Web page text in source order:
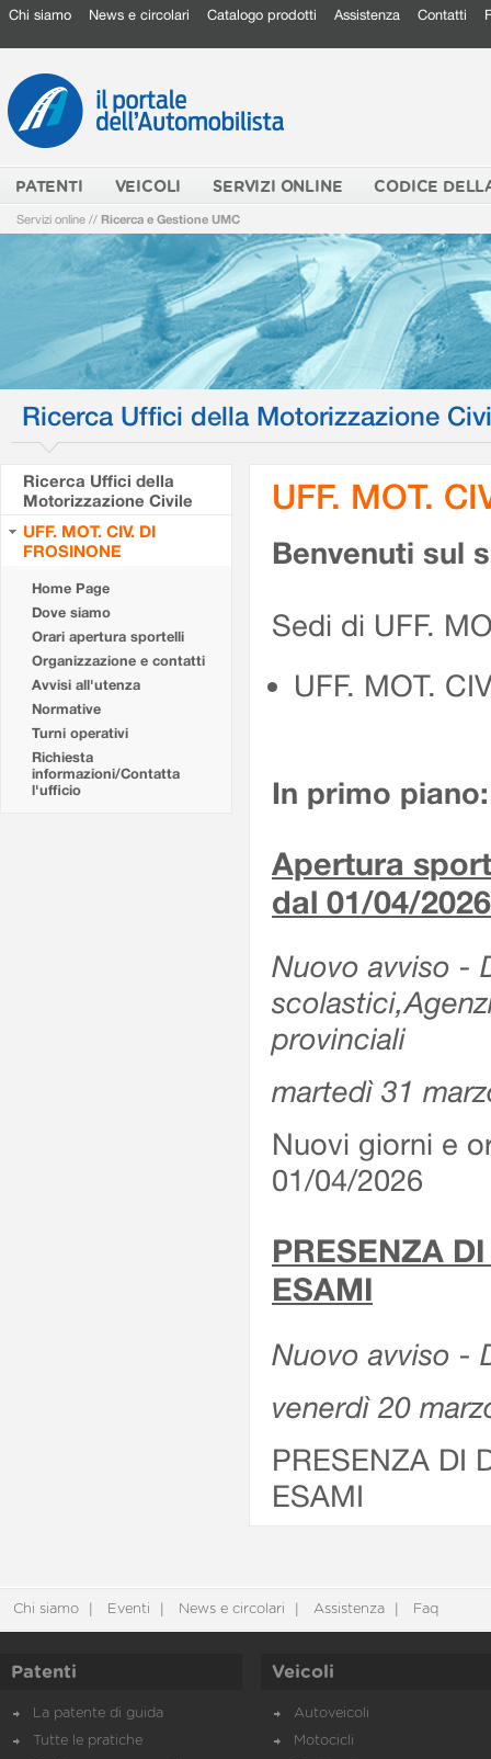
Chi siamo News e circolari Catalogo prodotti Assistenza Contatti
PATENTI VEICOLI SERVIZI ONLINE CODICE
Servizi online // Ricerca e Gestione UMC
Ricerca Uffici della Motorizzazione
Ricerca Uffici della
Motorizzazione Civile
UFF. MOT. CIV. DI
FROSINONE
Home Page
Dove siamo
Orari apertura sportelli
Organizzazione e contatti
Avvisi all'utenza
Normative
Turni operativi
Richiesta
informazioni/Contatta
l'ufficio
UFF. MOT.
Benvenuti sul
Sedi di UFF.
UFF. MOT.
In primo piano:
Apertura
dal 01/04/2026
Nuovo avviso -
provinciali
martedì 31
Nuovi giorni e
01/04/2026
PRESENZA
ESAMI
Nuovo avviso -
venerdì 20
PRESENZA DI
ESAMI
Chi siamo Eventi News e circolari Assistenza Faq
Patenti
La patente di guida
Tutte le pratiche
Veicoli
Autoveicoli
Motocicli